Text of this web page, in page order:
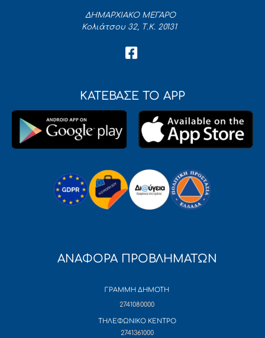
ΔΗΜΑΡΧΙΑΚΟ ΜΕΓΑΡΟ
Κολιάτσου 32, Τ.Κ. 20131
ΚΑΤΕΒΑΣΕ ΤΟ APP
ΑΝΑΦΟΡΑ ΠΡΟΒΛΗΜΑΤΩΝ
ΓΡΑΜΜΗ ΔΗΜΟΤΗ
2741080000
ΤΗΛΕΦΩΝΙΚΟ ΚΕΝΤΡΟ
2741361000